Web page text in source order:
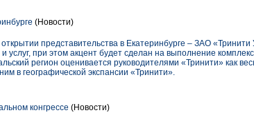
(Новости)
представительства в Екатеринбурге – ЗАО
и услуг, при этом акцент будет сделан на выполнение
регион оценивается руководителями «Тринити» как
в географической экспансии «Тринити».
конгрессе (Новости)